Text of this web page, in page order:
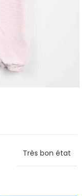
Très bon état